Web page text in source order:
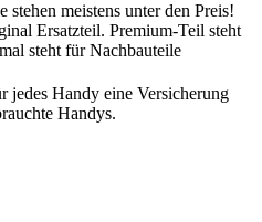
stehen meistens unter den Preis!
Ersatzteil. Premium-Teil steht
steht für Nachbauteile
jedes Handy eine Versicherung
Handys.